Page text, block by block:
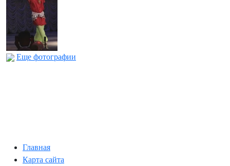
Еще фотографии
Главная
Карта сайта